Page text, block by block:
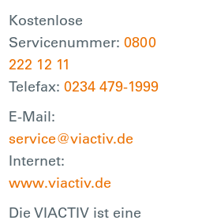
Kostenlose
Servicenummer:0800
222 12 11
Telefax:0234 479-1999
E-Mail:
service@viactiv.de
Internet:
www.viactiv.de
Die VIACTIV ist eine